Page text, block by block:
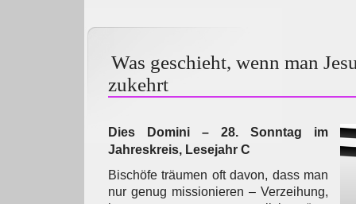
Was geschieht, wenn man
zukehrt
Dies Domini – 28. Sonntag im
Jahreskreis, Lesejahr C
Bischöfe träumen oft davon, dass man
nur genug missionieren – Verzeihung,